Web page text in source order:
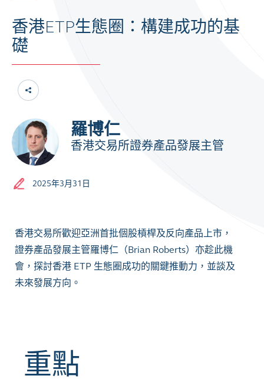
香港ETP生態圈：構建成功的基
礎
羅博仁
香港交易所證券產品發展主管
2025年3月31日
香港交易所歡迎亞洲首批個股槓桿及反向產品上市，
證券產品發展主管羅博仁（Brian Roberts）亦趁此機
會，探討香港 ETP 生態圈成功的關鍵推動力，並談及
未來發展方向。
重點